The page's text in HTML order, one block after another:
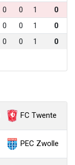
0 0 1
0
0 0 1
0
0 0 1 0
FC Twente
PEC Zwolle